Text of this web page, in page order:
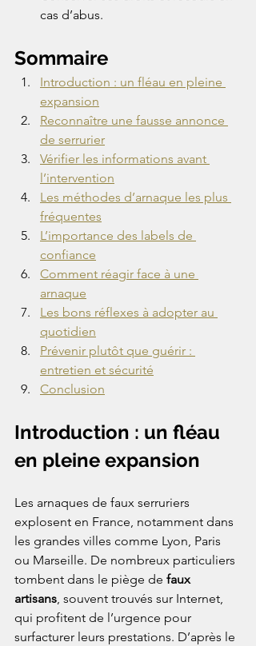
cas d’abus.
Sommaire
Introduction : un fléau en pleine
expansion
Reconnaître une fausse annonce
de serrurier
Vérifier les informations avant
l’intervention
Les méthodes d’arnaque les plus
fréquentes
L’importance des labels de
confiance
Comment réagir face à une
arnaque
Les bons réflexes à adopter au
quotidien
Prévenir plutôt que guérir :
entretien et sécurité
Conclusion
Introduction : un fléau
en pleine expansion
Les arnaques de faux serruriers
explosent en France, notamment dans
les grandes villes comme Lyon, Paris
ou Marseille. De nombreux particuliers
tombent dans le piège de faux
artisans, souvent trouvés sur Internet,
qui profitent de l’urgence pour
surfacturer leurs prestations. D’après le